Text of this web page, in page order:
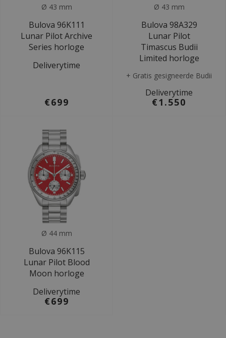
Ø 43 mm
Bulova 96K111
Lunar Pilot Archive
Series horloge
Deliverytime
€699
Ø 43 mm
Bulova 98A329
Lunar Pilot
Timascus Budii
Limited horloge
+ Gratis gesigneerde Budii
Deliverytime
€1.550
Ø 44 mm
Bulova 96K115
Lunar Pilot Blood
Moon horloge
Deliverytime
€699